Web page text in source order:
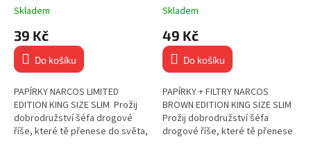
Skladem
39 Kč
Do košíku
PAPÍRKY NARCOS LIMITED
EDITION KING SIZE SLIM Prožij
dobrodružství šéfa drogové
říše, které tě přenese do světa,
Skladem
49 Kč
Do košíku
PAPÍRKY + FILTRY NARCOS
BROWN EDITION KING SIZE SLIM
Prožij dobrodružství šéfa
drogové říše, které tě přenese